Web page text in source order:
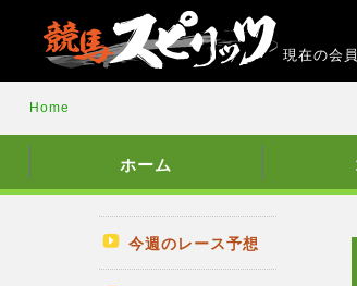
現在の会
Home
ホーム
今週のレース予想